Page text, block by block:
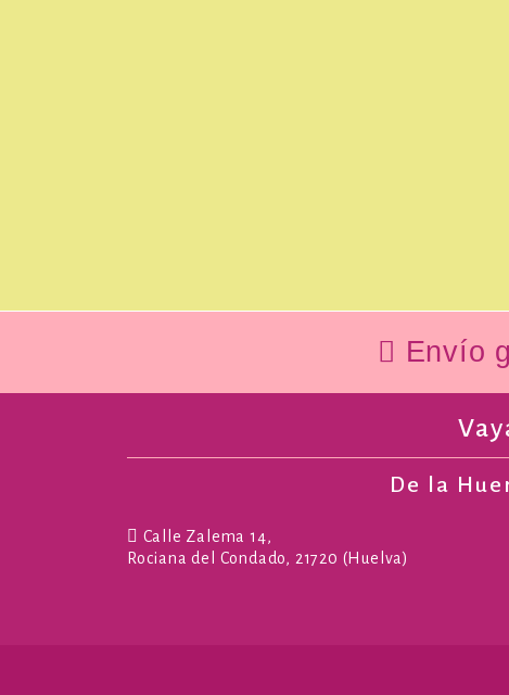
Envío
De la
Calle Zalema 14,
Rociana del Condado, 21720 (Huelva)